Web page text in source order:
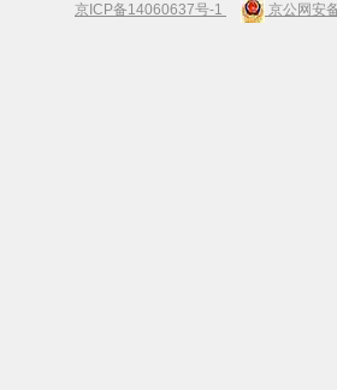
京ICP备14060637号-1
京公网安